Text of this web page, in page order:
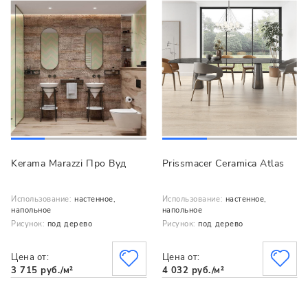
Kerama Marazzi Про Вуд
Использование: настенное,
напольное
Рисунок: под дерево
Цена от:
3 715 руб./м²
Prissmacer Ceramica Atlas
Использование: настенное,
напольное
Рисунок: под дерево
Цена от:
4 032 руб./м²